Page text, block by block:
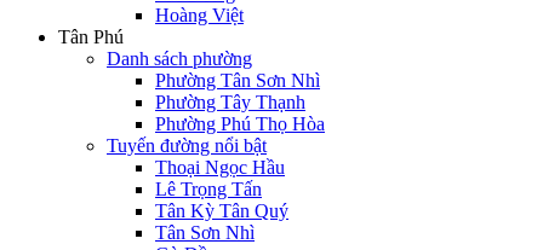
Hoàng Việt
Tân Phú
Danh sách phường
Phường Tân Sơn Nhì
Phường Tây Thạnh
Phường Phú Thọ Hòa
Tuyến đường nổi bật
Thoại Ngọc Hầu
Lê Trọng Tấn
Tân Kỳ Tân Quý
Tân Sơn Nhì